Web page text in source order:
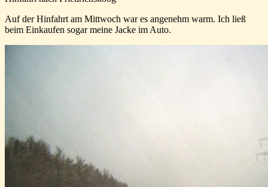
Auf der Hinfahrt am Mittwoch war es angenehm warm. Ich ließ
beim Einkaufen sogar meine Jacke im Auto.